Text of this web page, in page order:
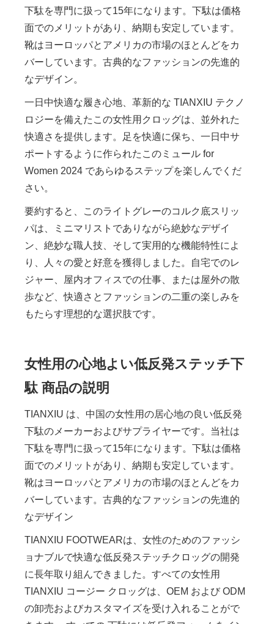
下駄を専門に扱って15年になります。下駄は価格
面でのメリットがあり、納期も安定しています。
靴はヨーロッパとアメリカの市場のほとんどをカ
バーしています。古典的なファッションの先進的
なデザイン。
一日中快適な履き心地、革新的な TIANXIU テクノ
ロジーを備えたこの女性用クロッグは、並外れた
快適さを提供します。足を快適に保ち、一日中サ
ポートするように作られたこのミュール for
Women 2024 であらゆるステップを楽しんでくだ
さい。
要約すると、このライトグレーのコルク底スリッ
パは、ミニマリストでありながら絶妙なデザイ
ン、絶妙な職人技、そして実用的な機能特性によ
り、人々の愛と好意を獲得しました。自宅でのレ
ジャー、屋内オフィスでの仕事、または屋外の散
歩など、快適さとファッションの二重の楽しみを
もたらす理想的な選択肢です。
女性用の心地よい低反発ステッチ下
駄 商品の説明
TIANXIU は、中国の女性用の居心地の良い低反発
下駄のメーカーおよびサプライヤーです。当社は
下駄を専門に扱って15年になります。下駄は価格
面でのメリットがあり、納期も安定しています。
靴はヨーロッパとアメリカの市場のほとんどをカ
バーしています。古典的なファッションの先進的
なデザイン
TIANXIU FOOTWEARは、女性のためのファッシ
ョナブルで快適な低反発ステッチクロッグの開発
に長年取り組んできました。すべての女性用
TIANXIU コージー クロッグは、OEM および ODM
の卸売およびカスタマイズを受け入れることがで